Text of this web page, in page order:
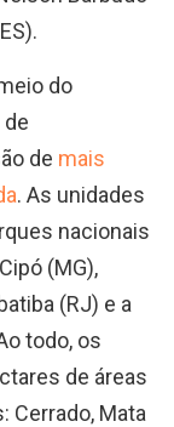
do
de mais
. As unidades
nacionais
(MG),
(RJ) e a
todo, os
de áreas
Cerrado, Mata